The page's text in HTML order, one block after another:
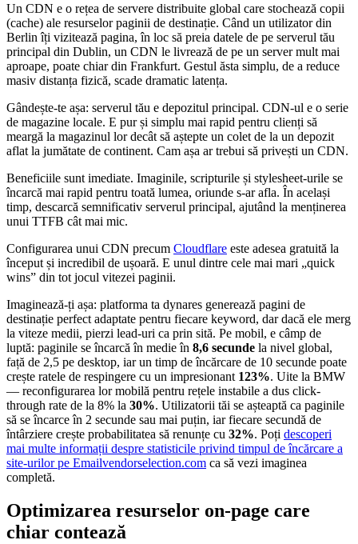
Un CDN e o rețea de servere distribuite global care stochează copii
(cache) ale resurselor paginii de destinație. Când un utilizator din
Berlin îți vizitează pagina, în loc să preia datele de pe serverul tău
principal din Dublin, un CDN le livrează de pe un server mult mai
aproape, poate chiar din Frankfurt. Gestul ăsta simplu, de a reduce
masiv distanța fizică, scade dramatic latența.
Gândește-te așa: serverul tău e depozitul principal. CDN-ul e o serie
de magazine locale. E pur și simplu mai rapid pentru clienți să
meargă la magazinul lor decât să aștepte un colet de la un depozit
aflat la jumătate de continent. Cam așa ar trebui să privești un CDN.
Beneficiile sunt imediate. Imaginile, scripturile și stylesheet-urile se
încarcă mai rapid pentru toată lumea, oriunde s-ar afla. În același
timp, descarcă semnificativ serverul principal, ajutând la menținerea
unui TTFB cât mai mic.
Configurarea unui CDN precum Cloudflare este adesea gratuită la
început și incredibil de ușoară. E unul dintre cele mai mari „quick
wins” din tot jocul vitezei paginii.
Imaginează-ți așa: platforma ta dynares generează pagini de
destinație perfect adaptate pentru fiecare keyword, dar dacă ele merg
la viteze medii, pierzi lead-uri ca prin sită. Pe mobil, e câmp de
luptă: paginile se încarcă în medie în 8,6 secunde la nivel global,
față de 2,5 pe desktop, iar un timp de încărcare de 10 secunde poate
crește ratele de respingere cu un impresionant 123%. Uite la BMW
— reconfigurarea lor mobilă pentru rețele instabile a dus click-
through rate de la 8% la 30%. Utilizatorii tăi se așteaptă ca paginile
să se încarce în 2 secunde sau mai puțin, iar fiecare secundă de
întârziere crește probabilitatea să renunțe cu 32%. Poți descoperi
mai multe informații despre statisticile privind timpul de încărcare a
site-urilor pe Emailvendorselection.com ca să vezi imaginea
completă.
Optimizarea resurselor on-page care
chiar contează